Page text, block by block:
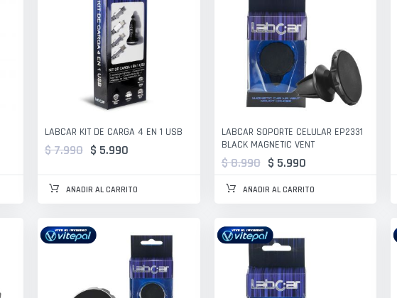
LABCAR KIT DE CARGA 4 EN 1 USB
$ 5.990
$ 7.990
AÑADIR AL CARRITO
LABCAR SOPORTE CELULAR EP2331
BLACK MAGNETIC VENT
$ 5.990
$ 8.990
AÑADIR AL CARRITO